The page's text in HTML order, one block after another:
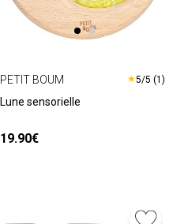
PETIT BOUM ★5/5 (1)
Lune sensorielle
19.90€